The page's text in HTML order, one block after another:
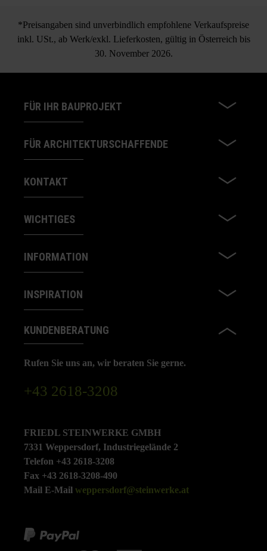
*Preisangaben sind unverbindlich empfohlene Verkaufspreise
inkl. USt., ab Werk/exkl. Lieferkosten, gültig in Österreich bis
30. November 2026.
FÜR IHR BAUPROJEKT
FÜR ARCHITEKTURSCHAFFENDE
KONTAKT
WICHTIGES
INFORMATION
INSPIRATION
KUNDENBERATUNG
Rufen Sie uns an, wir beraten Sie gerne.
+43 2618-3208
FRIEDL STEINWERKE GMBH
7331 Weppersdorf, Industriegelände 2
Telefon +43 2618-3208
Fax +43 2618-3208-490
Mail E-Mail weppersdorf@steinwerke.at